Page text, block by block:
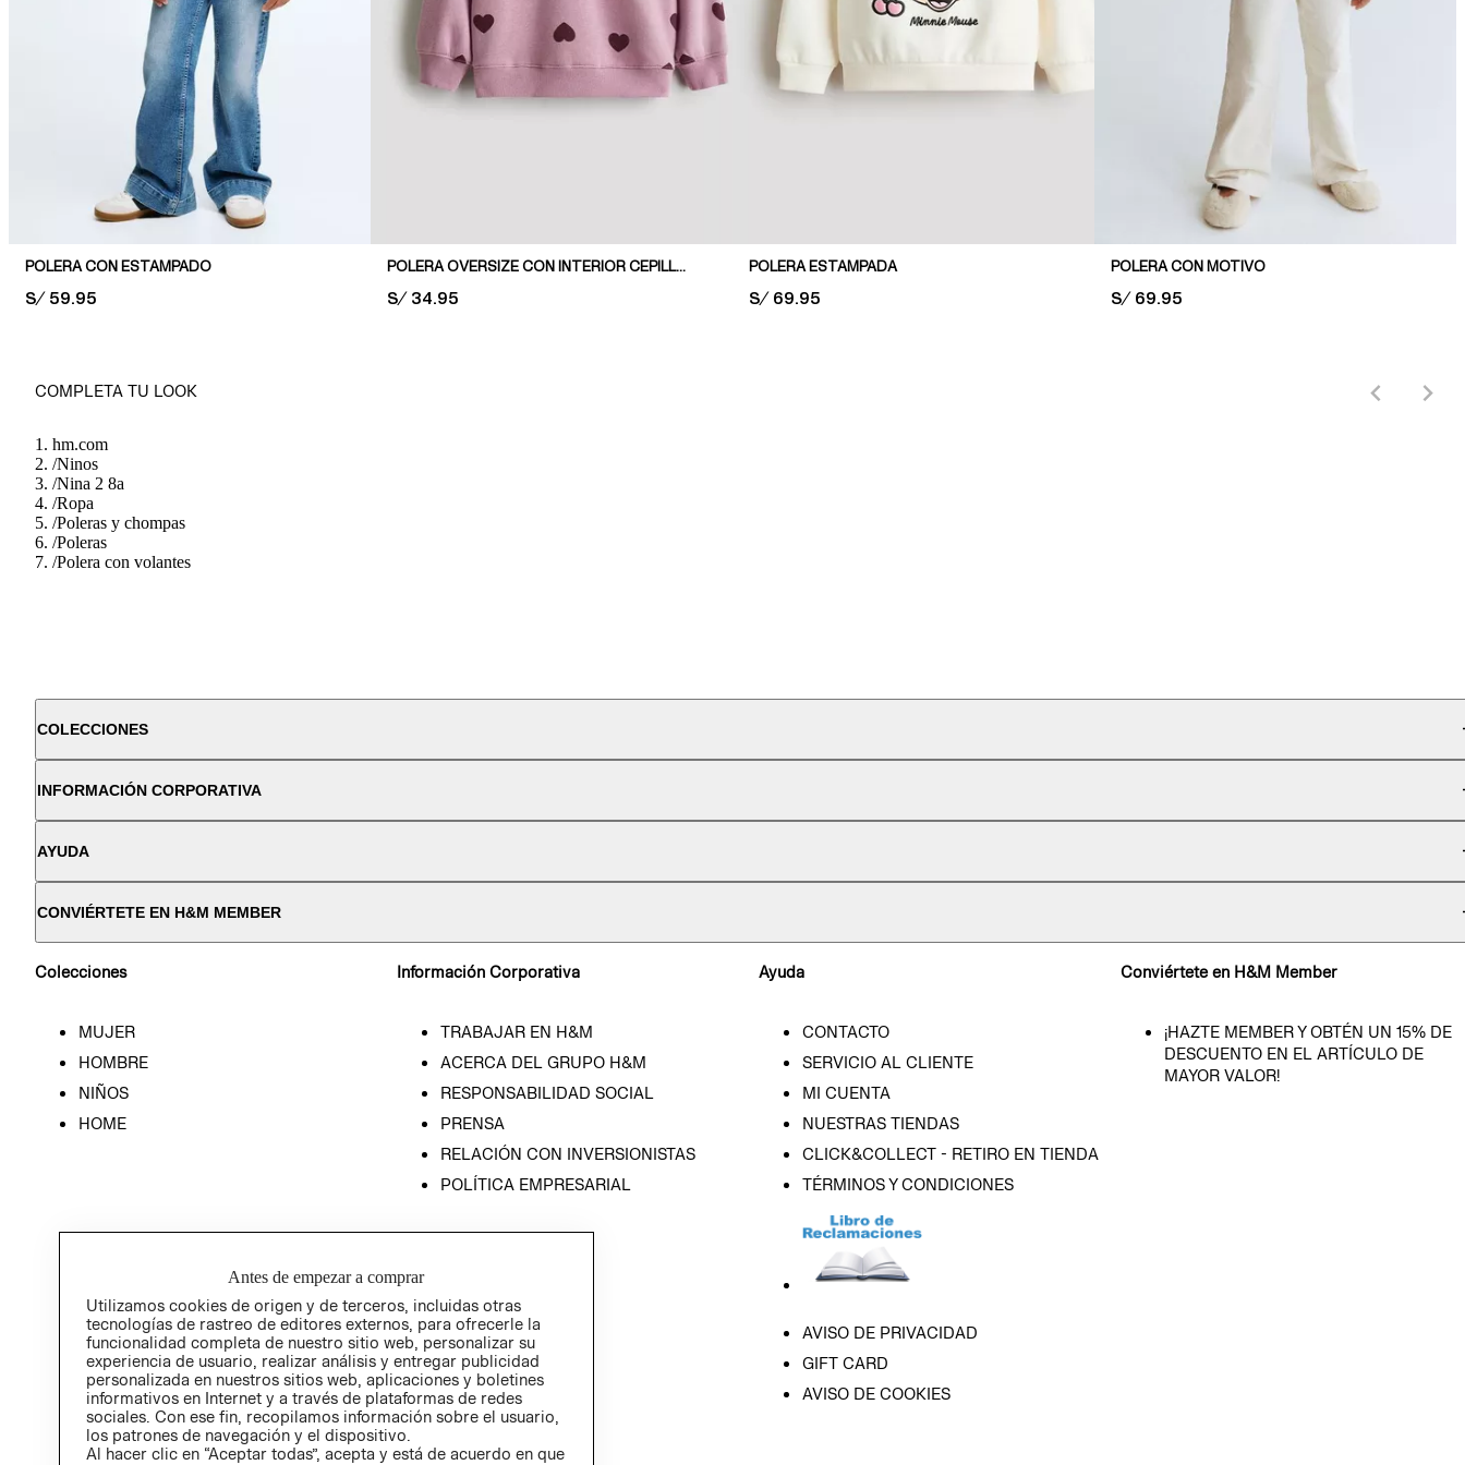
POLERA CON ESTAMPADO
PRICE:
S/ 59.95
POLERA OVERSIZE CON INTERIOR CEPILLADO
PRICE:
S/ 34.95
POLERA ESTAMPADA
PRICE:
S/ 69.95
POLERA CON MOTIVO
PRICE:
S/ 69.95
COMPLETA TU LOOK
hm.com
/Ninos
/Nina 2 8a
/Ropa
/Poleras y chompas
/Poleras
/Polera con volantes
COLECCIONES
INFORMACIÓN CORPORATIVA
AYUDA
CONVIÉRTETE EN H&M MEMBER
Colecciones
MUJER
HOMBRE
NIÑOS
HOME
Información Corporativa
TRABAJAR EN H&M
ACERCA DEL GRUPO H&M
RESPONSABILIDAD SOCIAL
PRENSA
RELACIÓN CON INVERSIONISTAS
POLÍTICA EMPRESARIAL
Ayuda
CONTACTO
SERVICIO AL CLIENTE
MI CUENTA
NUESTRAS TIENDAS
CLICK&COLLECT - RETIRO EN TIENDA
TÉRMINOS Y CONDICIONES
AVISO DE PRIVACIDAD
GIFT CARD
AVISO DE COOKIES
Conviértete en H&M Member
¡HAZTE MEMBER Y OBTÉN UN 15% DE
DESCUENTO EN EL ARTÍCULO DE
MAYOR VALOR!
Antes de empezar a comprar
Utilizamos cookies de origen y de terceros, incluidas otras
tecnologías de rastreo de editores externos, para ofrecerle la
funcionalidad completa de nuestro sitio web, personalizar su
experiencia de usuario, realizar análisis y entregar publicidad
personalizada en nuestros sitios web, aplicaciones y boletines
informativos en Internet y a través de plataformas de redes
sociales. Con ese fin, recopilamos información sobre el usuario,
los patrones de navegación y el dispositivo.
Al hacer clic en “Aceptar todas”, acepta y está de acuerdo en que